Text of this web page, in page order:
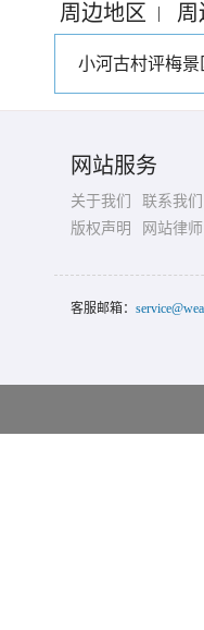
周边地区 | 周
小河古村评梅景
网站服务
关于我们 联系我们
版权声明
网站律师
客服邮箱：